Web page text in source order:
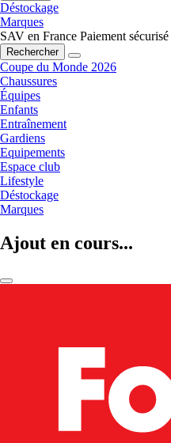
Déstockage
Marques
SAV en France Paiement sécurisé
Rechercher
Coupe du Monde 2026
Chaussures
Équipes
Enfants
Entraînement
Gardiens
Equipements
Espace club
Lifestyle
Déstockage
Marques
Ajout en cours...